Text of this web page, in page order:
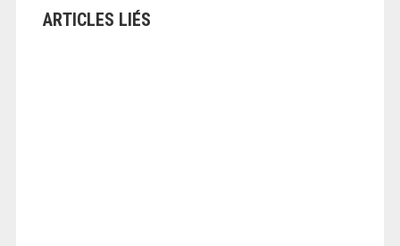
ARTICLES LIÉS